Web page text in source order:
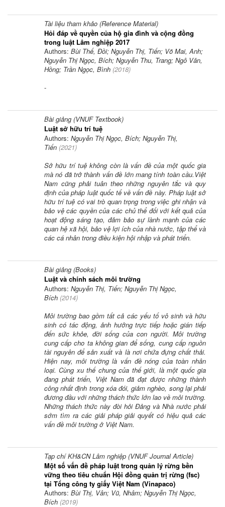
Tài liệu tham khảo (Reference Material)
Hỏi đáp về quyền của hộ gia đình và cộng đồng
trong luật Lâm nghiệp 2017
Authors: Bùi Thế, Đồi; Nguyễn Thị, Tiến; Võ Mai, Anh;
Nguyễn Thị Ngọc, Bích; Nguyễn Thu, Trang; Ngô Văn,
Hồng; Trần Ngọc, Bình (2018)
-
Bài giảng (VNUF Textbook)
Luật sở hữu trí tuệ
Authors: Nguyễn Thị Ngọc, Bích; Nguyễn Thị,
Tiến (2021)
Sở hữu trí tuệ không còn là vấn đề của một quốc gia
mà nó đã trở thành vấn đề lớn mang tính toàn cầu.Việt
Nam cũng phải tuân theo những nguyên tắc và quy
định của pháp luật quốc tế về vấn đề này. Pháp luật sở
hữu trí tuệ có vai trò quan trọng trong việc ghi nhận và
bảo vệ các quyền của các chủ thể đối với kết quả của
hoạt động sáng tạo, đảm bảo sự lành mạnh của các
quan hệ xã hội, bảo vệ lợi ích của nhà nước, tập thể và
các cá nhân trong điều kiện hội nhập và phát triển.
Bài giảng (Books)
Luật và chính sách môi trường
Authors: Nguyễn Thị, Tiến; Nguyễn Thị Ngọc,
Bích (2014)
Môi trường bao gồm tất cả các yếu tố vô sinh và hữu
sinh có tác động, ảnh hưởng trực tiếp hoặc gián tiếp
đến sức khỏe, đời sống của con người. Môi trường
cung cấp cho ta không gian để sống, cung cấp nguồn
tài nguyên để sản xuất và là nơi chứa đựng chất thải.
Hiện nay, môi trường là vấn đề nóng của toàn nhân
loại. Cùng xu thế chung của thế giới, là một quốc gia
đang phát triển, Việt Nam đã đạt được những thành
công nhất định trong xóa đói, giảm nghèo, song lại phải
đương đầu với những thách thức lớn lao về môi trường.
Những thách thức này đòi hỏi Đảng và Nhà nước phải
sớm tìm ra các giải pháp giải quyết có hiệu quả các
vấn đề môi trường ở Việt Nam.
Tạp chí KH&CN Lâm nghiệp (VNUF Journal Article)
Một số vấn đề pháp luật trong quản lý rừng bền
vững theo tiêu chuẩn Hội đồng quản trị rừng (fsc)
tại Tổng công ty giấy Việt Nam (Vinapaco)
Authors: Bùi Thị, Vân; Vũ, Nhâm; Nguyễn Thị Ngọc,
Bích (2019)